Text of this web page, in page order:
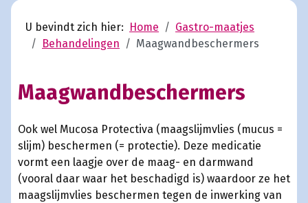
U bevindt zich hier: Home
Gastro-maatjes
Behandelingen
Maagwandbeschermers
Maagwandbeschermers
Ook wel Mucosa Protectiva (maagslijmvlies (mucus =
slijm) beschermen (= protectie). Deze medicatie
vormt een laagje over de maag- en darmwand
(vooral daar waar het beschadigd is) waardoor ze het
maagslijmvlies beschermen tegen de inwerking van